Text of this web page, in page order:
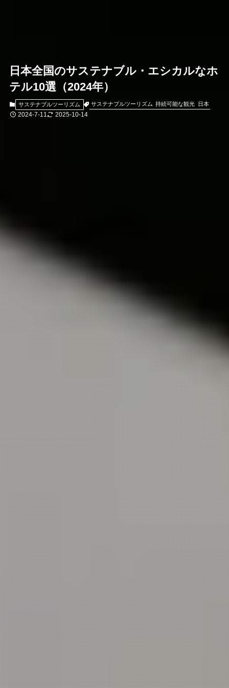
日本全国のサステナブル・エシカルなホ
テル10選（2024年）
サステナブルツーリズム サステナブルツーリズム 持続可能な観光 日本
2024-7-11 2025-10-14